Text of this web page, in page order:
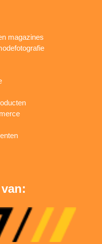
magazines